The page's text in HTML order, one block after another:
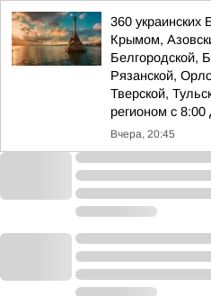
360
Крымом,
Белгородской,
Рязанской,
Тверской,
регионом с 8:00
Вчера, 20:45